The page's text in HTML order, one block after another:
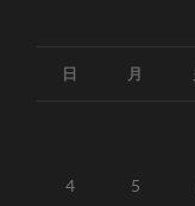
日 月
4 5